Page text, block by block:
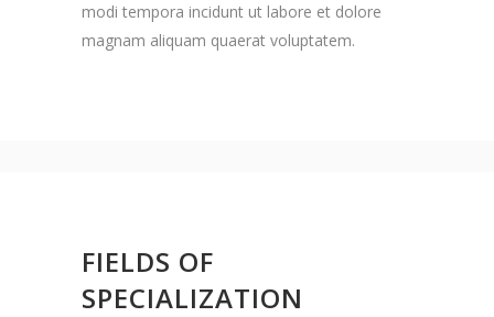
modi tempora incidunt ut labore et dolore
magnam aliquam quaerat voluptatem.
FIELDS OF
SPECIALIZATION